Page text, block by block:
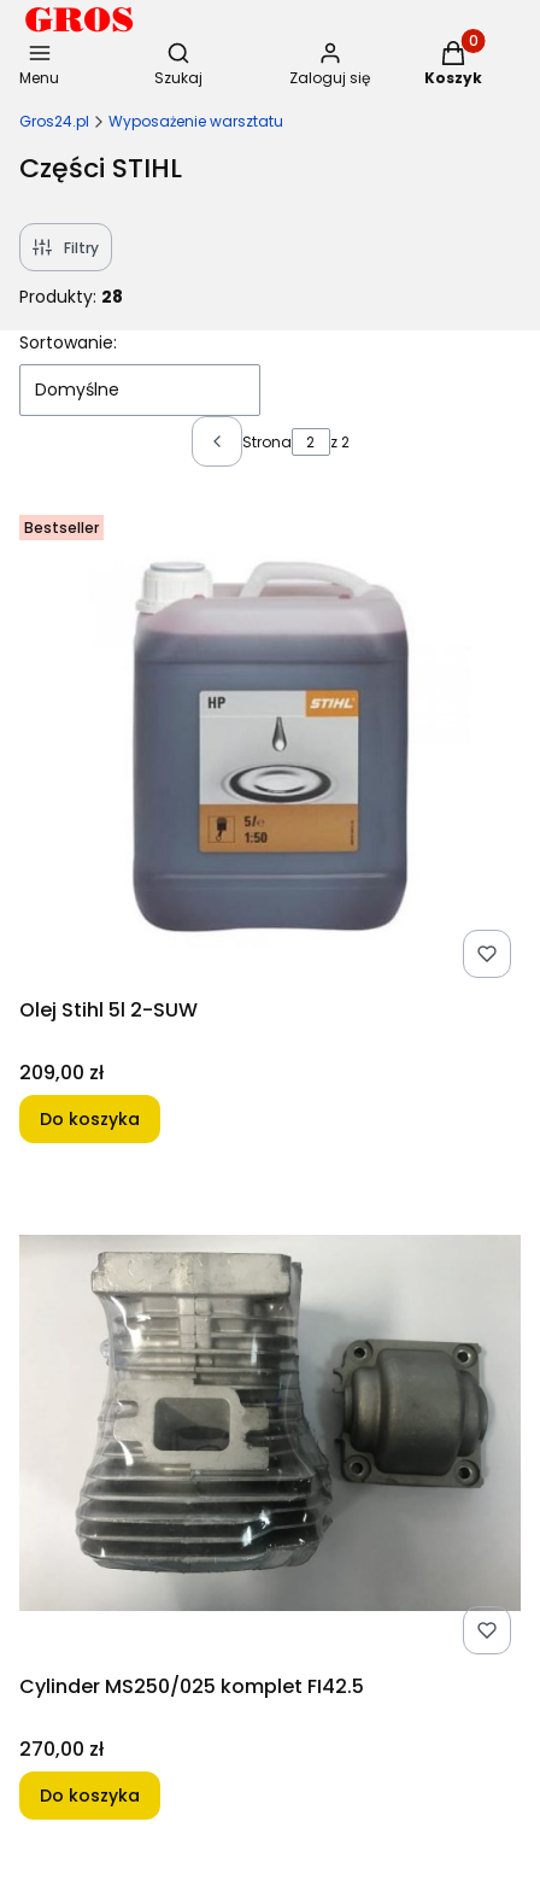
Menu
Otwórz wyszukiwarkę
Szukaj Zaloguj się
Produkty
Koszyk
Gros24.pl Wyposażenie warsztatu
Części STIHL
Filtry
Produkty: 28
Lista produktów
Sortowanie:
Domyślne
Poprzednie produkty
Strona z 2
Bestseller
Olej Stihl 5l 2-SUW
Cena
209,00 zł
Do koszyka
Cylinder MS250/025 komplet FI42.5
Cena
270,00 zł
Do koszyka